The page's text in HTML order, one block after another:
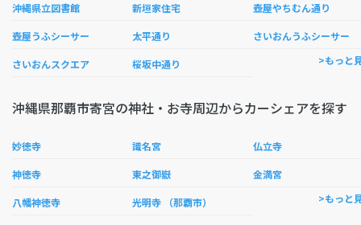
沖縄県立図書館 新垣家住宅 壺屋やちむん通り
壺屋うふシーサー 太平通り さいおんうふシーサー
さいおんスクエア 桜坂中通り >もっと
沖縄県那覇市寄宮の神社・お寺周辺からカーシェアを探す
妙徳寺 識名宮 仏立寺
神徳寺 東之御嶽 金満宮
八幡神徳寺 光明寺 （那覇市） >もっと